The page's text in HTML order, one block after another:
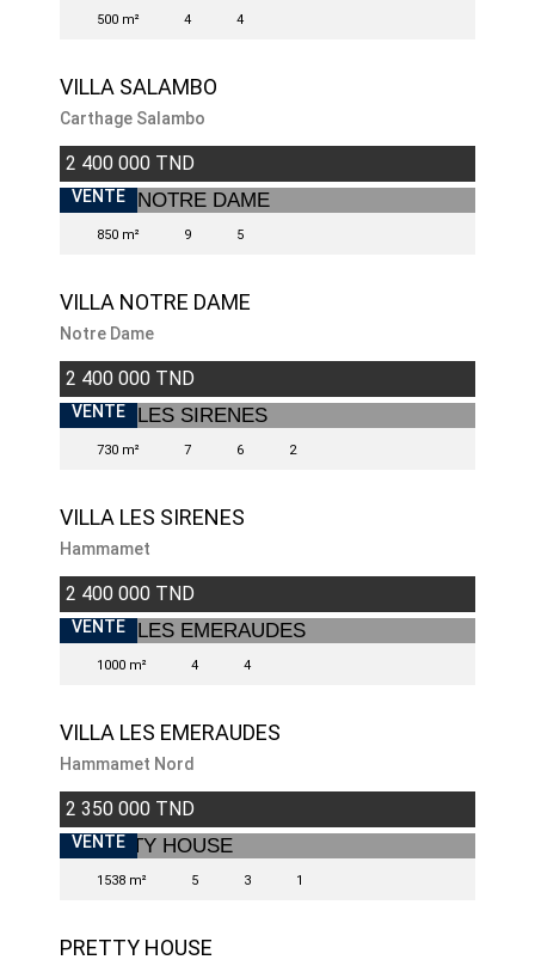
500 m² 4 4
VILLA SALAMBO
Carthage Salambo
2 400 000 TND
VENDU
VENTE
850 m² 9 5
VILLA NOTRE DAME
Notre Dame
2 400 000 TND
VENTE
730 m² 7 6 2
VILLA LES SIRENES
Hammamet
2 400 000 TND
VENTE
1000 m² 4 4
VILLA LES EMERAUDES
Hammamet Nord
2 350 000 TND
VENTE
1538 m² 5 3 1
PRETTY HOUSE